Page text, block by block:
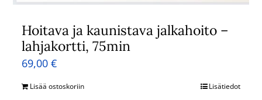
Hoitava ja kaunistava jalkahoito –
lahjakortti, 75min
69,00€
Lisää ostoskoriin Lisätiedot